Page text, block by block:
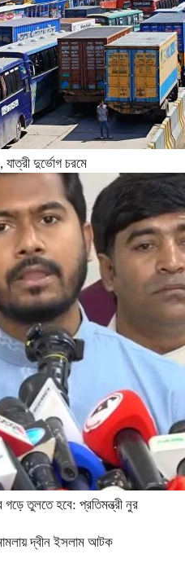
যাত্রী দুর্ভোগ চরমে
তুলতে হবে: প্রতিমন্ত্রী নুর
দ্বীন ইসলাম আটক